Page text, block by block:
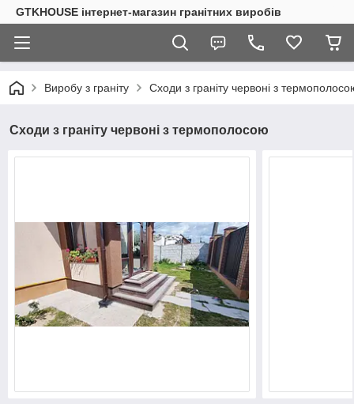
GTKHOUSE інтернет-магазин гранітних виробів
Виробу з граніту Сходи з граніту червоні з
Сходи з граніту червоні з термополосою